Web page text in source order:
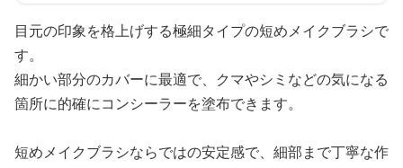
目元の印象を格上げする極細タイプの短めメイクブラシで
す。
細かい部分のカバーに最適で、クマやシミなどの気になる
箇所に的確にコンシーラーを塗布できます。
短めメイクブラシならではの安定感で、細部まで丁寧な作